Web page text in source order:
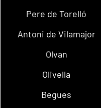
Pere de Torelló
Antoni de Vilamajor
Olvan
Olivella
Begues